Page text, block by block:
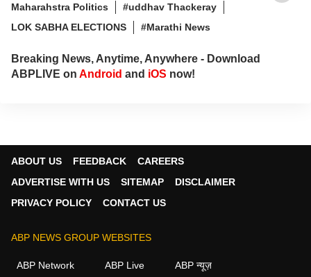
Maharahstra Politics
#uddhav Thackeray
LOK SABHA ELECTIONS
#Marathi News
Breaking News, Anytime, Anywhere - Download
ABPLIVE on Android and iOS now!
ABOUT US FEEDBACK
CAREERS
ADVERTISE WITH US
SITEMAP
DISCLAIMER
PRIVACY POLICY
CONTACT US
ABP NEWS GROUP WEBSITES
ABP Network ABP Live ABP न्यूज़